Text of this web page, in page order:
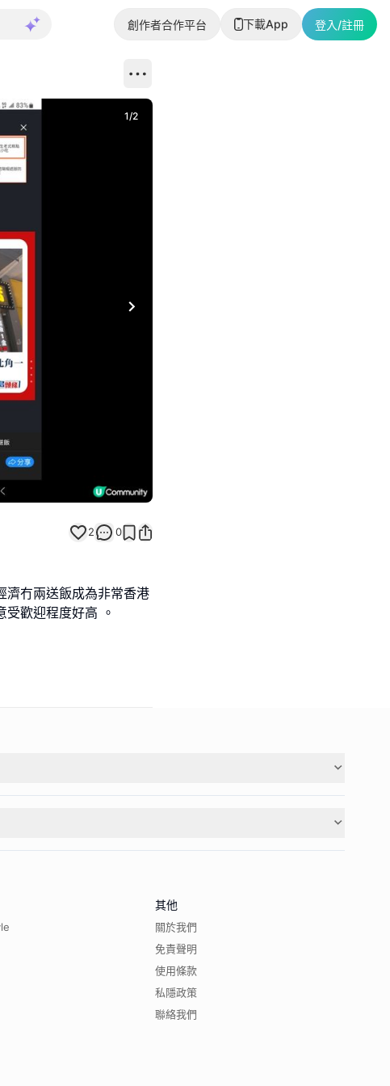
創作者合作平台 下載App 登入/註冊
Next slide
1/2
2 0
濟冇兩送飯成為非常香港
其他
關於我們
免責聲明
使用條款
私隱政策
聯絡我們